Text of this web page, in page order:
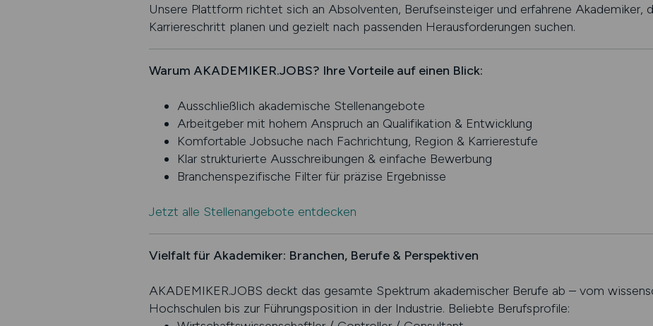
Unsere Plattform richtet sich an Absolventen, Berufseinsteiger und erfahrene Akademiker,
Karriereschritt planen und gezielt nach passenden Herausforderungen suchen.
Warum AKADEMIKER.JOBS? Ihre Vorteile auf einen Blick:
Ausschließlich akademische Stellenangebote
Arbeitgeber mit hohem Anspruch an Qualifikation & Entwicklung
Komfortable Jobsuche nach Fachrichtung, Region & Karrierestufe
Klar strukturierte Ausschreibungen & einfache Bewerbung
Branchenspezifische Filter für präzise Ergebnisse
Jetzt alle Stellenangebote entdecken
Vielfalt für Akademiker: Branchen, Berufe & Perspektiven
AKADEMIKER.JOBS deckt das gesamte Spektrum akademischer Berufe ab – vom
Hochschulen bis zur Führungsposition in der Industrie. Beliebte Berufsprofile: